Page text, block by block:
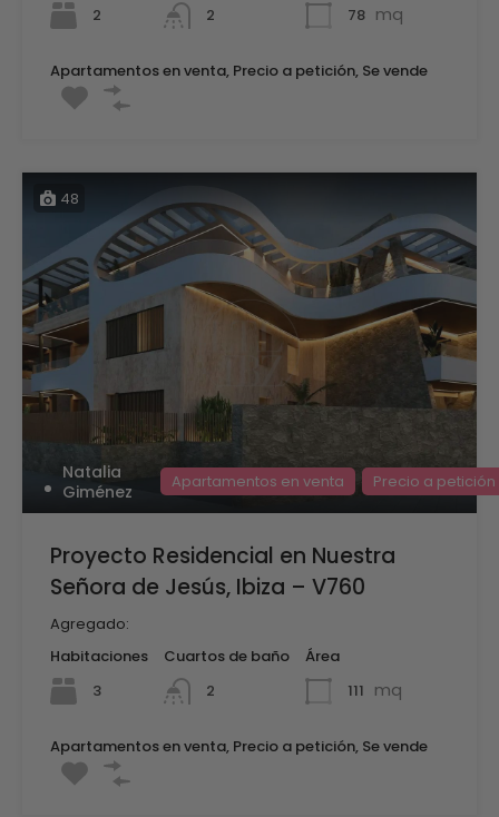
2
2
78 mq
Apartamentos en venta, Precio a petición, Se vende
48
Natalia
Giménez
Apartamentos en venta Precio a petición
Proyecto Residencial en Nuestra
Señora de Jesús, Ibiza – V760
Agregado:
Habitaciones
3
Cuartos de baño
2
Área
111 mq
Apartamentos en venta, Precio a petición, Se vende